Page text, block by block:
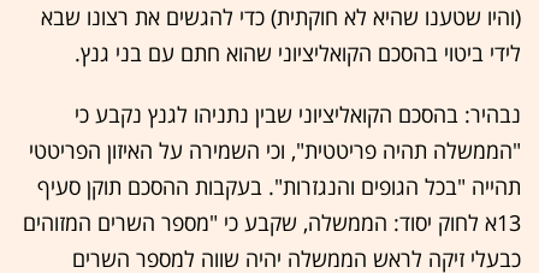
(והיו שטענו שהיא לא חוקתית) כדי להגשים את רצונו שבא
לידי ביטוי בהסכם הקואליציוני שהוא חתם עם בני גנץ.
נבהיר: בהסכם הקואליציוני שבין נתניהו לגנץ נקבע כי
"הממשלה תהיה פריטטית", וכי השמירה על האיזון הפריטטי
תהייה "בכל הגופים והנגזרות". בעקבות ההסכם תוקן סעיף
13א לחוק יסוד: הממשלה, שקבע כי "מספר השרים המזוהים
כבעלי זיקה לראש הממשלה יהיה שווה למספר השרים